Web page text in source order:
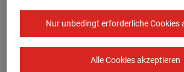
Nur unbedingt erforderliche Cookies
Alle Cookies akzeptieren